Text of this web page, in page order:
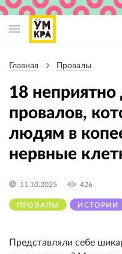
навигации
Главная Провалы
18 неприятно
провалов,
людям в
нервные
ПРОВАЛЫ ИСТОРИИ
11.10.2025 426
Представляли себе